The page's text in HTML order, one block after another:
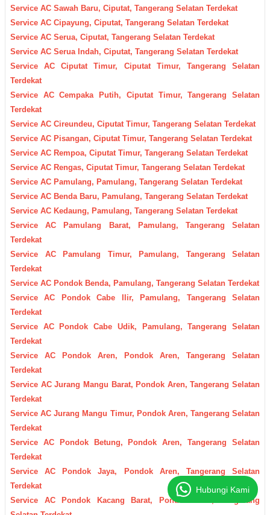
Service AC Sawah Baru, Ciputat, Tangerang Selatan Terdekat
Service AC Cipayung, Ciputat, Tangerang Selatan Terdekat
Service AC Serua, Ciputat, Tangerang Selatan Terdekat
Service AC Serua Indah, Ciputat, Tangerang Selatan Terdekat
Service AC Ciputat Timur, Ciputat Timur, Tangerang Selatan
Terdekat
Service AC Cempaka Putih, Ciputat Timur, Tangerang Selatan
Terdekat
Service AC Cireundeu, Ciputat Timur, Tangerang Selatan Terdekat
Service AC Pisangan, Ciputat Timur, Tangerang Selatan Terdekat
Service AC Rempoa, Ciputat Timur, Tangerang Selatan Terdekat
Service AC Rengas, Ciputat Timur, Tangerang Selatan Terdekat
Service AC Pamulang, Pamulang, Tangerang Selatan Terdekat
Service AC Benda Baru, Pamulang, Tangerang Selatan Terdekat
Service AC Kedaung, Pamulang, Tangerang Selatan Terdekat
Service AC Pamulang Barat, Pamulang, Tangerang Selatan
Terdekat
Service AC Pamulang Timur, Pamulang, Tangerang Selatan
Terdekat
Service AC Pondok Benda, Pamulang, Tangerang Selatan Terdekat
Service AC Pondok Cabe Ilir, Pamulang, Tangerang Selatan
Terdekat
Service AC Pondok Cabe Udik, Pamulang, Tangerang Selatan
Terdekat
Service AC Pondok Aren, Pondok Aren, Tangerang Selatan
Terdekat
Service AC Jurang Mangu Barat, Pondok Aren, Tangerang Selatan
Terdekat
Service AC Jurang Mangu Timur, Pondok Aren, Tangerang Selatan
Terdekat
Service AC Pondok Betung, Pondok Aren, Tangerang Selatan
Terdekat
Service AC Pondok Jaya, Pondok Aren, Tangerang Selatan
Terdekat
Service AC Pondok Kacang Barat, Pondok Aren, Tangerang
Hubungi Kami